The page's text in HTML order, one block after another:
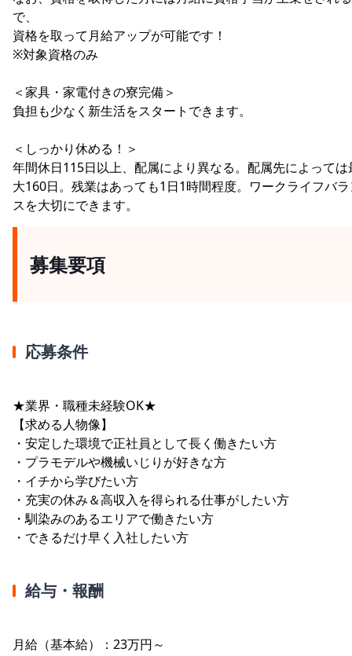
で、
資格を取って月給アップが可能です！
※対象資格のみ
＜家具・家電付きの寮完備＞
負担も少なく新生活をスタートできます。
＜しっかり休める！＞
年間休日115日以上、配属により異なる。配属先によっては
大160日。残業はあっても1日1時間程度。ワークライフバ
スを大切にできます。
募集要項
応募条件
★業界・職種未経験OK★
【求める人物像】
・安定した環境で正社員として長く働きたい方
・プラモデルや機械いじりが好きな方
・イチから学びたい方
・充実の休み＆高収入を得られる仕事がしたい方
・馴染みのあるエリアで働きたい方
・できるだけ早く入社したい方
給与・報酬
月給（基本給）：23万円～